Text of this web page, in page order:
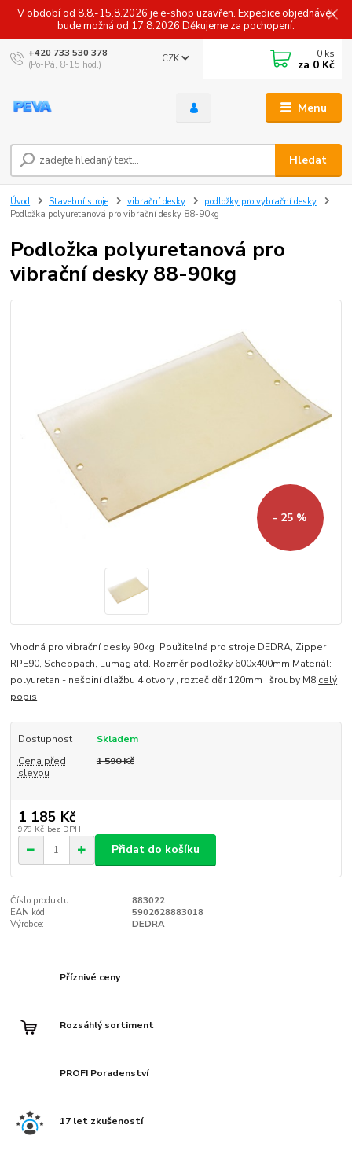
V období od 8.8.-15.8.2026 je e-shop uzavřen. Expedice objednávek
bude možná od 17.8.2026 Děkujeme za pochopení.
Menu
CZK
Hledat
+420 733 530 378
(Po-Pá, 8-15 hod.)
0 ks
za 0 Kč
Úvod Stavební stroje vibrační desky
podložky pro vybrační desky
Podložka polyuretanová pro vibrační desky 88-90kg
Podložka polyuretanová pro
vibrační desky 88-90kg
- 25 %
Vhodná pro vibrační desky 90kg Použitelná pro stroje DEDRA, Zipper
RPE90, Scheppach, Lumag atd. Rozměr podložky 600x400mm Materiál:
polyuretan - nešpiní dlažbu 4 otvory , rozteč děr 120mm , šrouby M8 celý
popis
Dostupnost
Skladem
Cena před
slevou
1 590 Kč
1 185 Kč
979 Kč bez DPH
Přidat do košíku
Číslo produktu:
883022
EAN kód:
5902628883018
Výrobce:
DEDRA
Příznivé ceny
Rozsáhlý sortiment
PROFI Poradenství
17 let zkušeností